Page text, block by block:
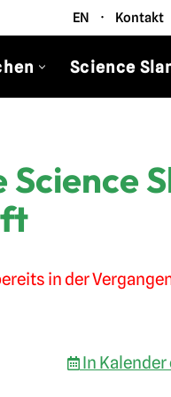
EN · Kontakt
Science
in der
In